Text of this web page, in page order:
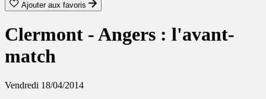
Ajouter aux favoris
Clermont - Angers : l'avant-
match
Vendredi 18/04/2014